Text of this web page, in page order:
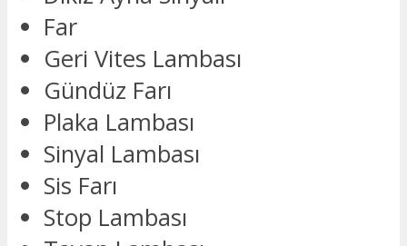
Far
Geri Vites Lambası
Gündüz Farı
Plaka Lambası
Sinyal Lambası
Sis Farı
Stop Lambası